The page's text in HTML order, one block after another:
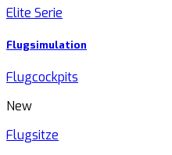
Elite Serie
Flugsimulation
Flugcockpits
New
Flugsitze